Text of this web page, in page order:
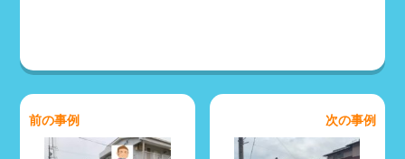
前の事例 次の事例